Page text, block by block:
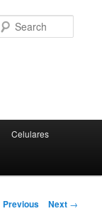
Celulares
Previous Next →